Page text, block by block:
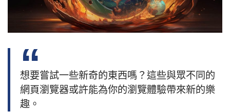
想要嘗試一些新奇的東西嗎？這些與眾不同的
網頁瀏覽器或許能為你的瀏覽體驗帶來新的樂
趣。